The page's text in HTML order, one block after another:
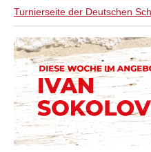
Turnierseite der Deutschen